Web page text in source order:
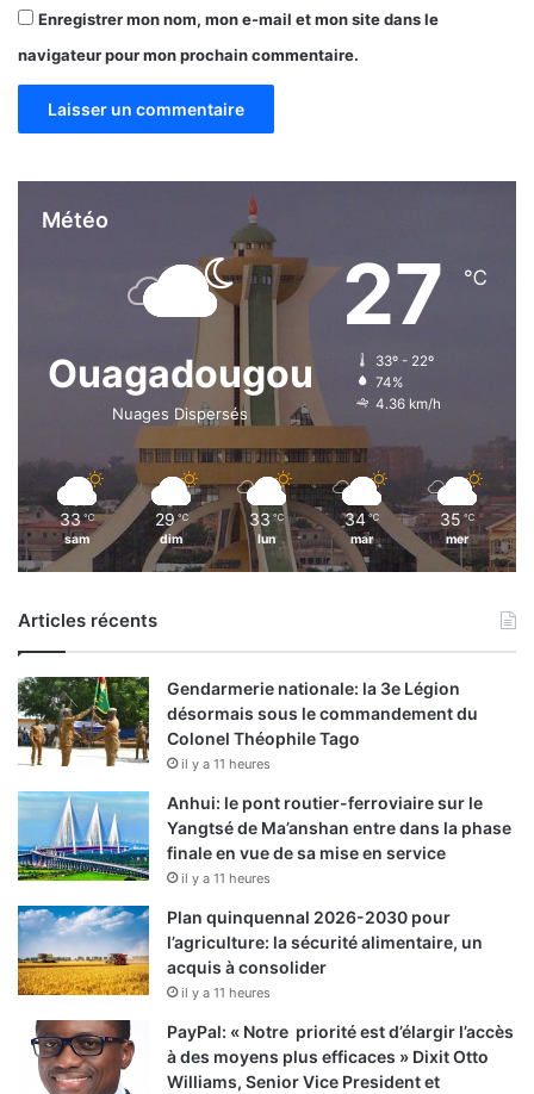
Enregistrer mon nom, mon e-mail et mon site dans le
navigateur pour mon prochain commentaire.
Météo
Ouagadougou
Nuages Dispersés
27 ℃
33º - 22º
74%
4.36 km/h
33 ℃
sam
29 ℃
dim
33 ℃
lun
34 ℃
mar
35 ℃
mer
Articles récents
Gendarmerie nationale: la 3e Légion
désormais sous le commandement du
Colonel Théophile Tago
il y a 11 heures
Anhui: le pont routier-ferroviaire sur le
Yangtsé de Ma’anshan entre dans la phase
finale en vue de sa mise en service
il y a 11 heures
Plan quinquennal 2026-2030 pour
l’agriculture: la sécurité alimentaire, un
acquis à consolider
il y a 11 heures
PayPal: « Notre priorité est d’élargir l’accès
à des moyens plus efficaces » Dixit Otto
Williams, Senior Vice President et